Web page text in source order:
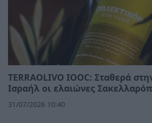
TERRAOLIVO IOOC: Σταθερά
Ισραήλ οι ελαιώνες
31/07/2026 10:40